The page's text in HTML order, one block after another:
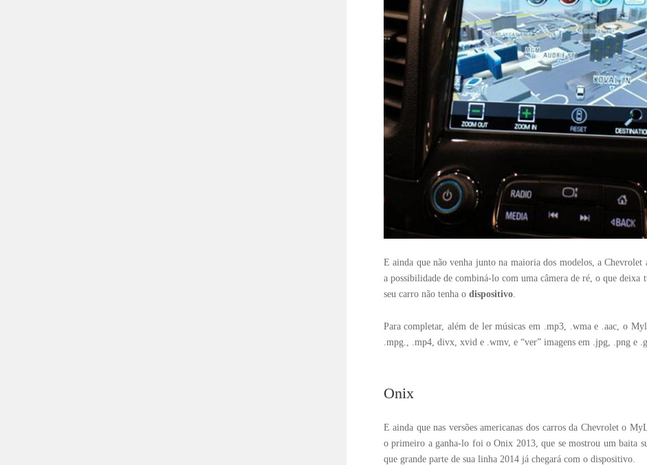
E ainda que não venha junto na maioria dos modelos, a
a possibilidade de combiná-lo com uma câmera de ré, o que deixa
seu carro não tenha o dispositivo.
Para completar, além de ler músicas em .mp3, .wma e .aac, o
.mpg., .mp4, divx, xvid e .wmv, e “ver” imagens em .jpg, .png e
Onix
E ainda que nas versões americanas dos carros da Chevrolet o
o primeiro a ganha-lo foi o Onix 2013, que se mostrou um baita
que grande parte de sua linha 2014 já chegará com o dispositivo.